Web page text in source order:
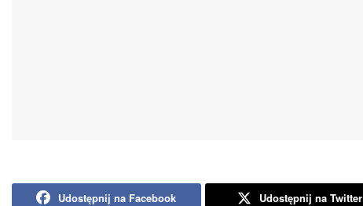
Udostępnij na Facebook Udostępnij na Twitter